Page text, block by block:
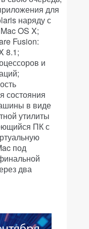
для
наряду с
OS X;
Fusion:
8.1;
и
состояния
в виде
утилиты
ПК с
под
два